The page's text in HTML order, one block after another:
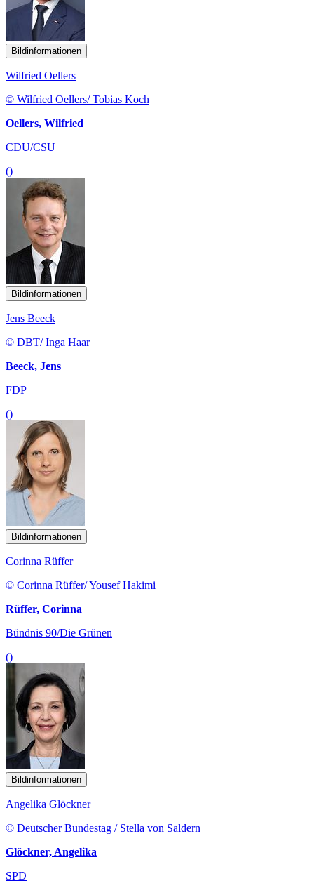
Bildinformationen
Wilfried Oellers
© Wilfried Oellers/ Tobias Koch
Oellers, Wilfried
CDU/CSU
()
Bildinformationen
Jens Beeck
© DBT/ Inga Haar
Beeck, Jens
FDP
()
Bildinformationen
Corinna Rüffer
© Corinna Rüffer/ Yousef Hakimi
Rüffer, Corinna
Bündnis 90/Die Grünen
()
Bildinformationen
Angelika Glöckner
© Deutscher Bundestag / Stella von Saldern
Glöckner, Angelika
SPD